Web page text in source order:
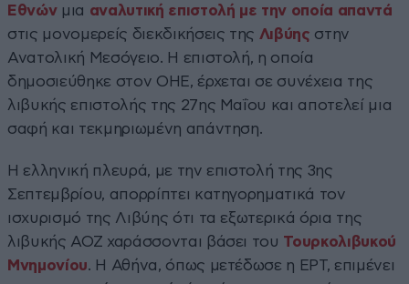
Εθνώνμια αναλυτική επιστολή με την οποία απαντά
στις μονομερείς διεκδικήσεις της Λιβύης στην
Ανατολική Μεσόγειο. Η επιστολή, η οποία
δημοσιεύθηκε στον ΟΗΕ, έρχεται σε συνέχεια της
λιβυκής επιστολής της 27ης Μαΐου και αποτελεί μια
σαφή και τεκμηριωμένη απάντηση.
Η ελληνική πλευρά, με την επιστολή της 3ης
Σεπτεμβρίου, απορρίπτει κατηγορηματικά τον
ισχυρισμό της Λιβύης ότι τα εξωτερικά όρια της
λιβυκής ΑΟΖ χαράσσονται βάσει του Τουρκολιβυκού
Μνημονίου. Η Αθήνα, όπως μετέδωσε η ΕΡΤ, επιμένει